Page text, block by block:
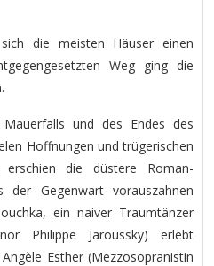
die meisten Häuser einen
Weg ging die
und des Endes des
Hoffnungen und trügerischen
die düstere Roman-
Gegenwart vorauszahnen
ein naiver Traumtänzer
Philippe Jaroussky) erlebt
Esther (Mezzosopranistin